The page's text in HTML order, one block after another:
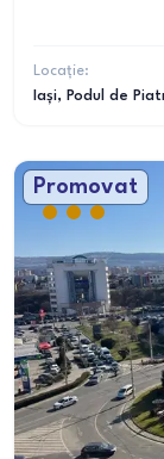
Locație:
Iași, Podul de
Promovat